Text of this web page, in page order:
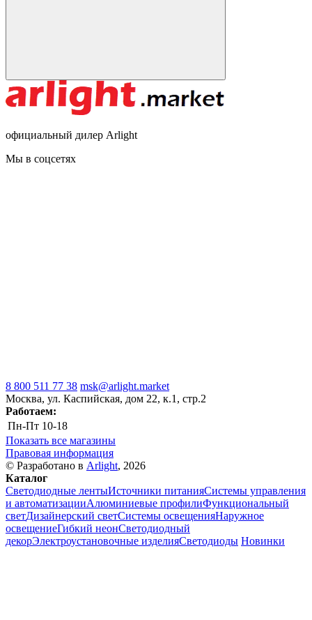
официальный дилер Arlight
Мы в соцсетях
8 800 511 77 38 msk@arlight.market
Москва, ул. Каспийская, дом 22, к.1, стр.2
Работаем:
Пн-Пт 10-18
Показать все магазины
Правовая информация
© Разработано в Arlight, 2026
Каталог
Светодиодные лентыИсточники питанияСистемы управления
и автоматизацииАлюминиевые профилиФункциональный
светДизайнерский светСистемы освещенияНаружное
освещениеГибкий неонСветодиодный
декорЭлектроустановочные изделияСветодиоды Новинки